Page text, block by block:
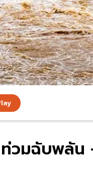
ท่วมฉับพลั